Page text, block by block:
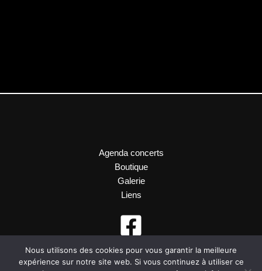
Agenda concerts
Boutique
Galerie
Liens
Nous utilisons des cookies pour vous garantir la meilleure
expérience sur notre site web. Si vous continuez à utiliser ce